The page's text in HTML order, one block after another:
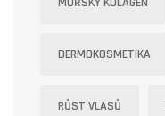
DERMOKOSMETIKA
RŮST VLASŮ